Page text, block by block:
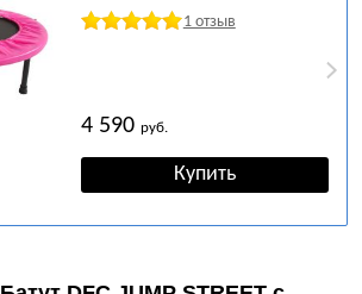
1 отзыв
4 590 руб.